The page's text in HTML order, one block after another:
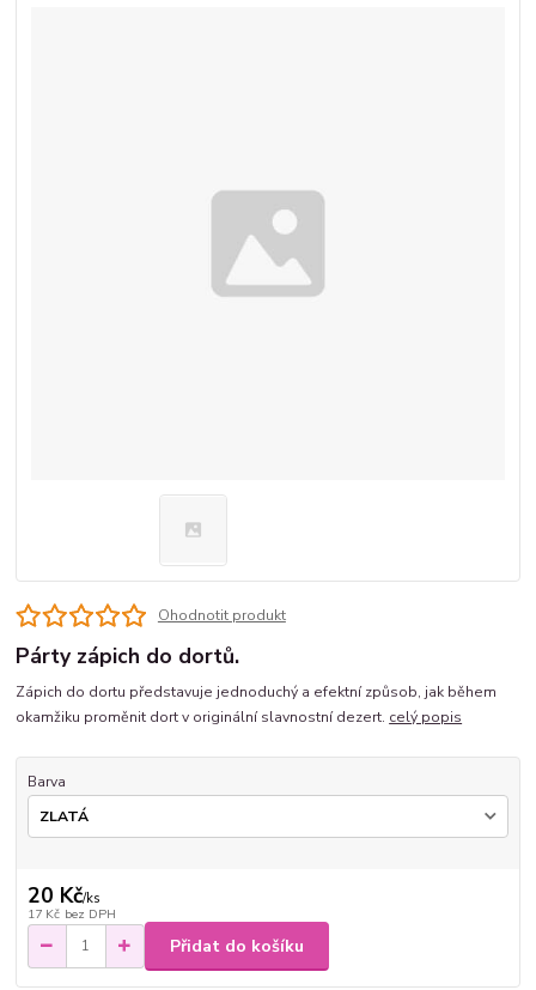
Ohodnotit produkt
Párty zápich do dortů.
Zápich do dortu představuje jednoduchý a efektní způsob, jak během
okamžiku proměnit dort v originální slavnostní dezert. celý popis
Barva
20 Kč/ks
17 Kč bez DPH
Přidat do košíku